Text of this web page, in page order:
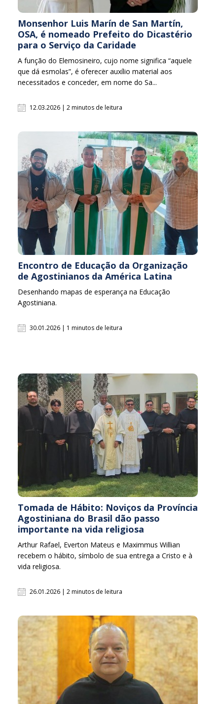
Monsenhor Luis Marín de San Martín,
OSA, é nomeado Prefeito do Dicastério
para o Serviço da Caridade
A função do Elemosineiro, cujo nome significa “aquele
que dá esmolas”, é oferecer auxílio material aos
necessitados e conceder, em nome do Sa...
12.03.2026 | 2 minutos de leitura
Encontro de Educação da Organização
de Agostinianos da América Latina
Desenhando mapas de esperança na Educação
Agostiniana.
30.01.2026 | 1 minutos de leitura
Tomada de Hábito: Noviços da Província
Agostiniana do Brasil dão passo
importante na vida religiosa
Arthur Rafael, Everton Mateus e Maximmus Willian
recebem o hábito, símbolo de sua entrega a Cristo e à
vida religiosa.
26.01.2026 | 2 minutos de leitura